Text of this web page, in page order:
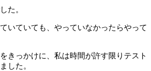
た。
いていても、やっていなかったらやって
きっかけに、私は時間が許す限りテスト
した。